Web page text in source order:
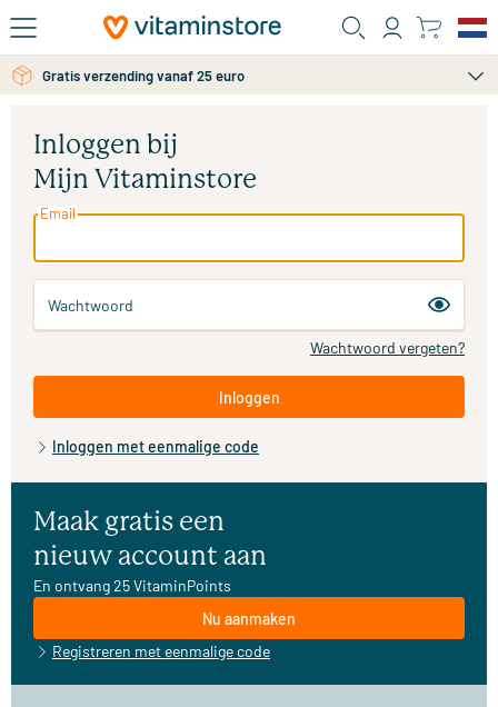
Ga naar de hoofdinhoud
Gratis verzending vanaf 25 euro
Inloggen bij
Mijn Vitaminstore
Email
Wachtwoord
Wachtwoord vergeten?
Inloggen
Inloggen met eenmalige code
Maak gratis een
nieuw account aan
En ontvang 25 VitaminPoints
Nu aanmaken
Registreren met eenmalige code